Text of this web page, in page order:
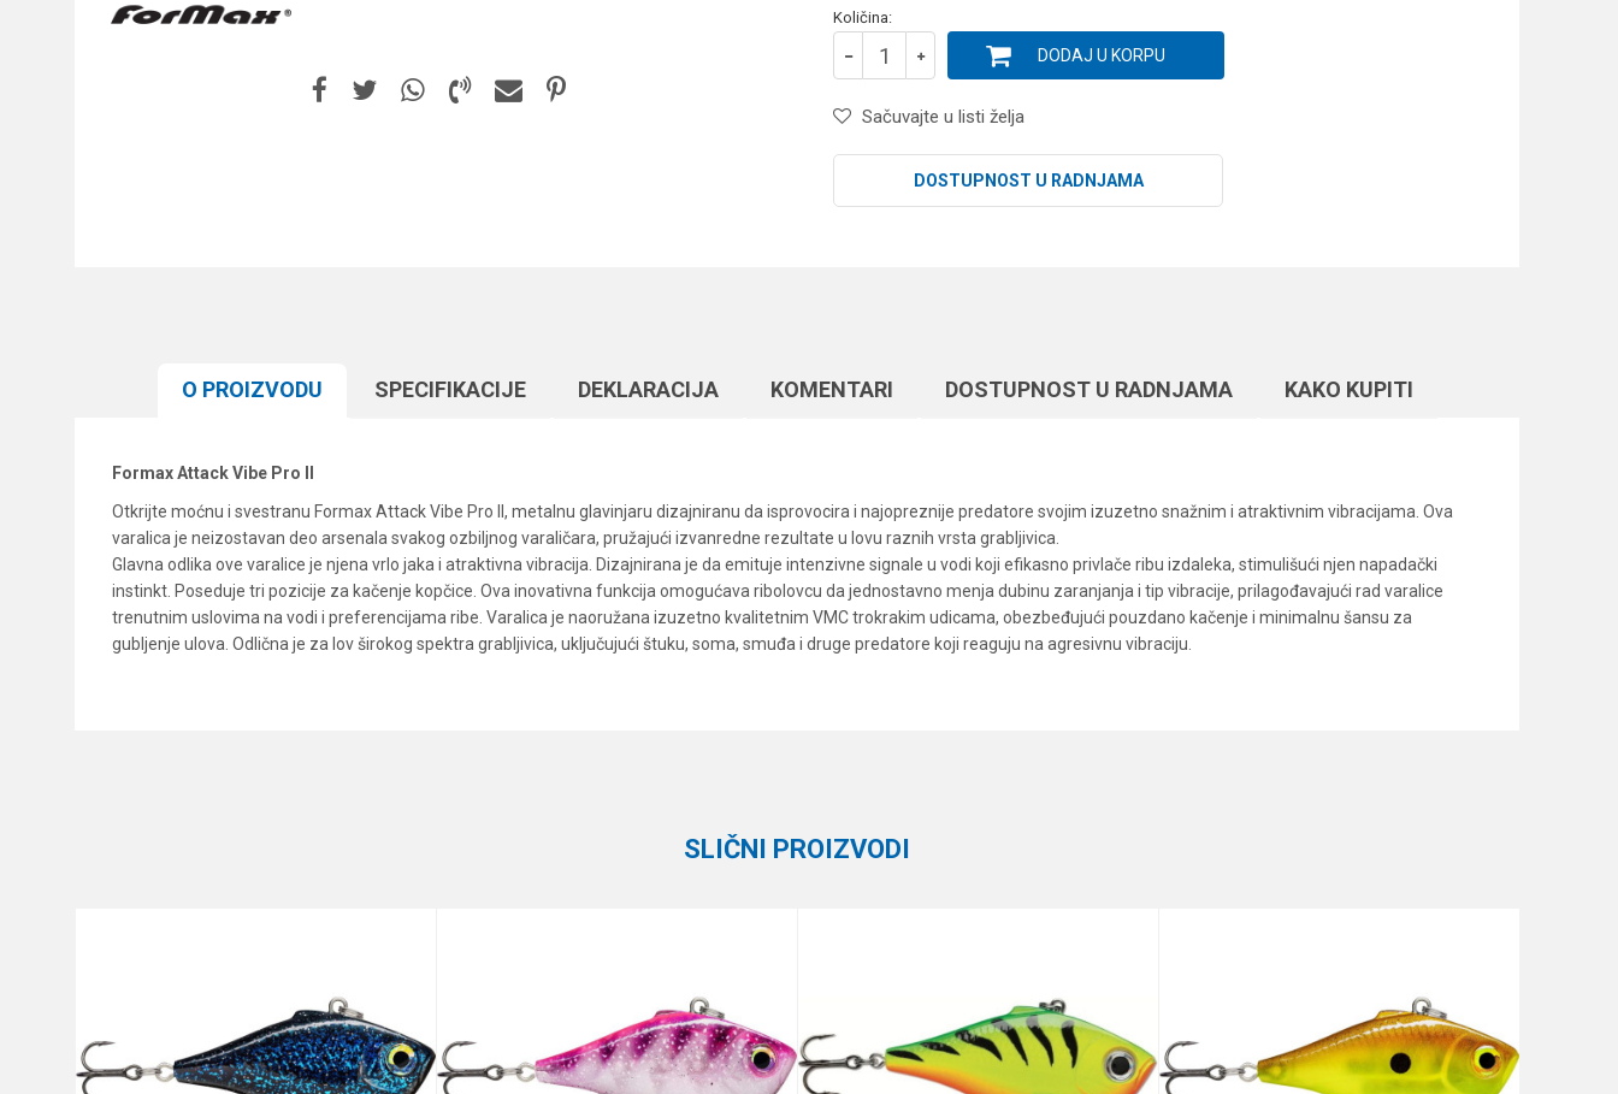
Količina:
DODAJ U KORPU
Sačuvajte u listi želja
DOSTUPNOST U RADNJAMA
O PROIZVODU SPECIFIKACIJЕ DEKLARACIJA KOMENTARI DOSTUPNOST U RADNJAMA KAKO KUPITI
Formax Attack Vibe Pro II
Otkrijte moćnu i svestranu Formax Attack Vibe Pro II, metalnu glavinjaru dizajniranu da isprovocira i najopreznije predatore svojim izuzetno snažnim i atraktivnim vibracijama. Ova
varalica je neizostavan deo arsenala svakog ozbiljnog varaličara, pružajući izvanredne rezultate u lovu raznih vrsta grabljivica.
Glavna odlika ove varalice je njena vrlo jaka i atraktivna vibracija. Dizajnirana je da emituje intenzivne signale u vodi koji efikasno privlače ribu izdaleka, stimulišući njen napadački
instinkt. Poseduje tri pozicije za kačenje kopčice. Ova inovativna funkcija omogućava ribolovcu da jednostavno menja dubinu zaranjanja i tip vibracije, prilagođavajući rad varalice
trenutnim uslovima na vodi i preferencijama ribe. Varalica je naoružana izuzetno kvalitetnim VMC trokrakim udicama, obezbeđujući pouzdano kačenje i minimalnu šansu za
gubljenje ulova. Odlična je za lov širokog spektra grabljivica, uključujući štuku, soma, smuđa i druge predatore koji reaguju na agresivnu vibraciju.
POŠALJI
SLIČNI PROIZVODI